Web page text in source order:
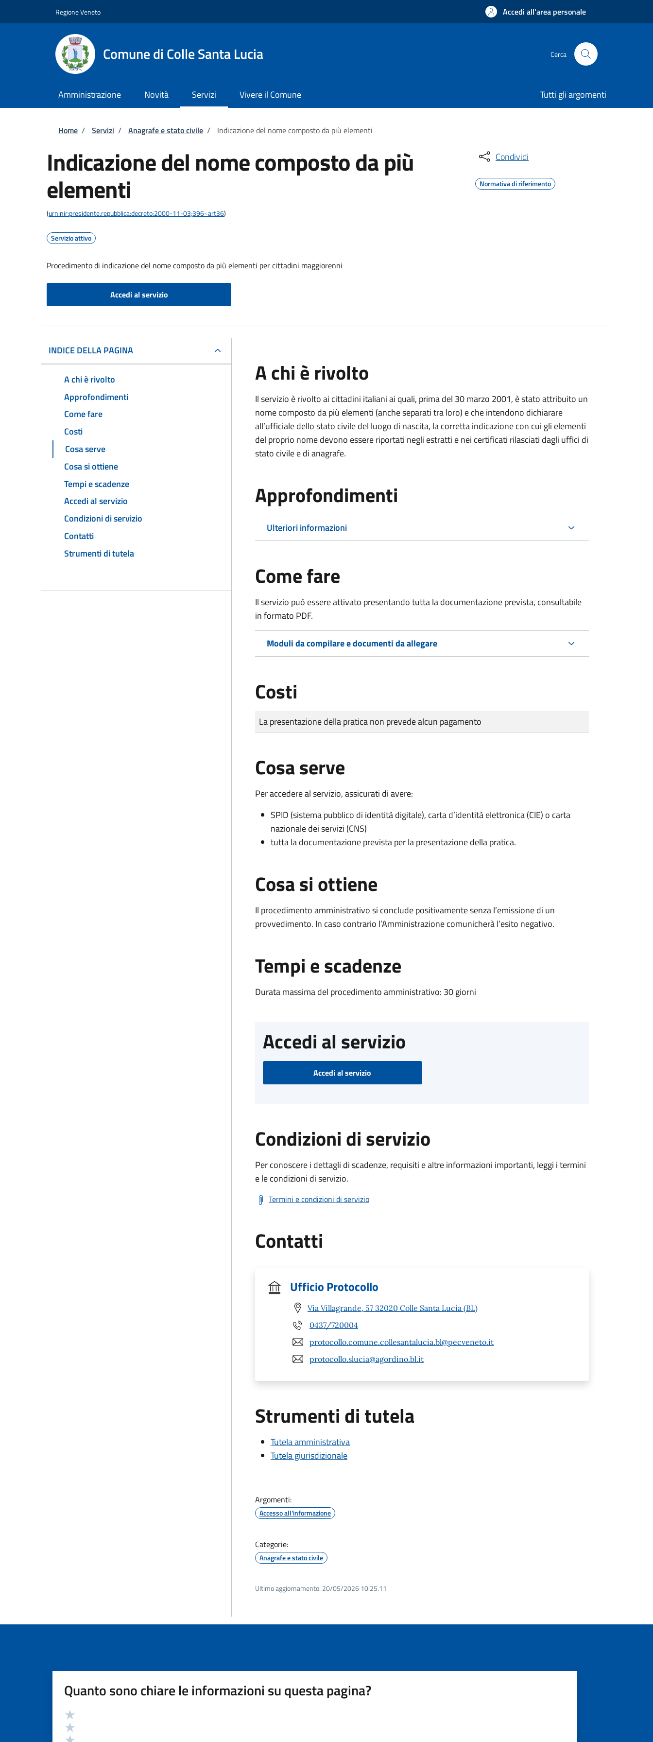
Regione Veneto Accedi all'area personale
Comune di Colle Santa Lucia Cerca
Amministrazione Novità Servizi Vivere il Comune Tutti gli argomenti
Briciole di pane
Home / Servizi / Anagrafe e stato civile / Indicazione del nome composto da più elementi
Indicazione del nome composto da più
elementi
(urn:nir:presidente.repubblica:decreto:2000-11-03;396~art36)
Servizio attivo
Procedimento di indicazione del nome composto da più elementi per cittadini maggiorenni
Accedi al servizio
Condividi
Normativa di riferimento
INDICE DELLA PAGINA
A chi è rivolto
Approfondimenti
Come fare
Costi
Cosa serve
Cosa si ottiene
Tempi e scadenze
Accedi al servizio
Condizioni di servizio
Contatti
Strumenti di tutela
A chi è rivolto
Il servizio è rivolto ai cittadini italiani ai quali, prima del 30 marzo 2001, è stato attribuito un
nome composto da più elementi (anche separati tra loro) e che intendono dichiarare
all’ufficiale dello stato civile del luogo di nascita, la corretta indicazione con cui gli elementi
del proprio nome devono essere riportati negli estratti e nei certificati rilasciati dagli uffici di
stato civile e di anagrafe.
Approfondimenti
Ulteriori informazioni
Come fare
Il servizio può essere attivato presentando tutta la documentazione prevista, consultabile
in formato PDF.
Moduli da compilare e documenti da allegare
Costi
Tipo di pagamento
Importo
La presentazione della pratica non prevede alcun pagamento
Cosa serve
Per accedere al servizio, assicurati di avere:
SPID (sistema pubblico di identità digitale), carta d’identità elettronica (CIE) o carta
nazionale dei servizi (CNS)
tutta la documentazione prevista per la presentazione della pratica.
Cosa si ottiene
Il procedimento amministrativo si conclude positivamente senza l’emissione di un
provvedimento. In caso contrario l’Amministrazione comunicherà l’esito negativo.
Tempi e scadenze
Durata massima del procedimento amministrativo: 30 giorni
Accedi al servizio
Accedi al servizio
Condizioni di servizio
Per conoscere i dettagli di scadenze, requisiti e altre informazioni importanti, leggi i termini
e le condizioni di servizio.
Termini e condizioni di servizio
Contatti
Ufficio Protocollo
Via Villagrande, 57 32020 Colle Santa Lucia (BL)
0437/720004
protocollo.comune.collesantalucia.bl@pecveneto.it
protocollo.slucia@agordino.bl.it
Strumenti di tutela
Tutela amministrativa
Tutela giurisdizionale
Argomenti:
Accesso all'informazione
Categorie:
Anagrafe e stato civile
Ultimo aggiornamento: 20/05/2026 10:25.11
Quanto sono chiare le informazioni su questa pagina?
Valutazione